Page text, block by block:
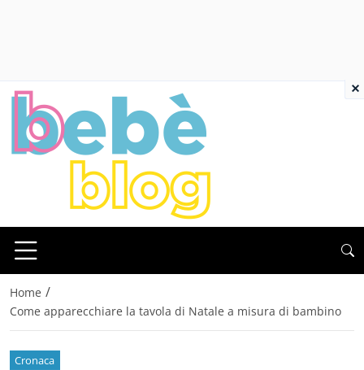
Home /
Come apparecchiare la tavola di Natale a misura di bambino
Cronaca
×